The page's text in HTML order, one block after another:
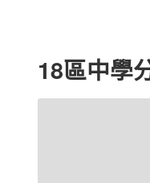
18區中學